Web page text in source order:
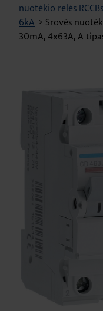
nuotėkio relės
6kA > Srovės
30mA, 4x63A, A